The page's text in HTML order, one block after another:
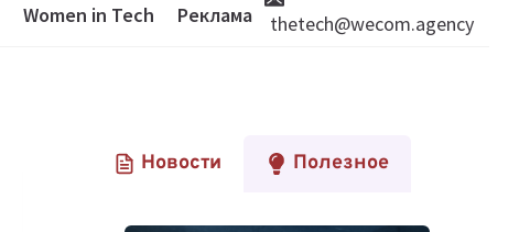
Women in Tech Реклама thetech@wecom.agency
Новости Полезное